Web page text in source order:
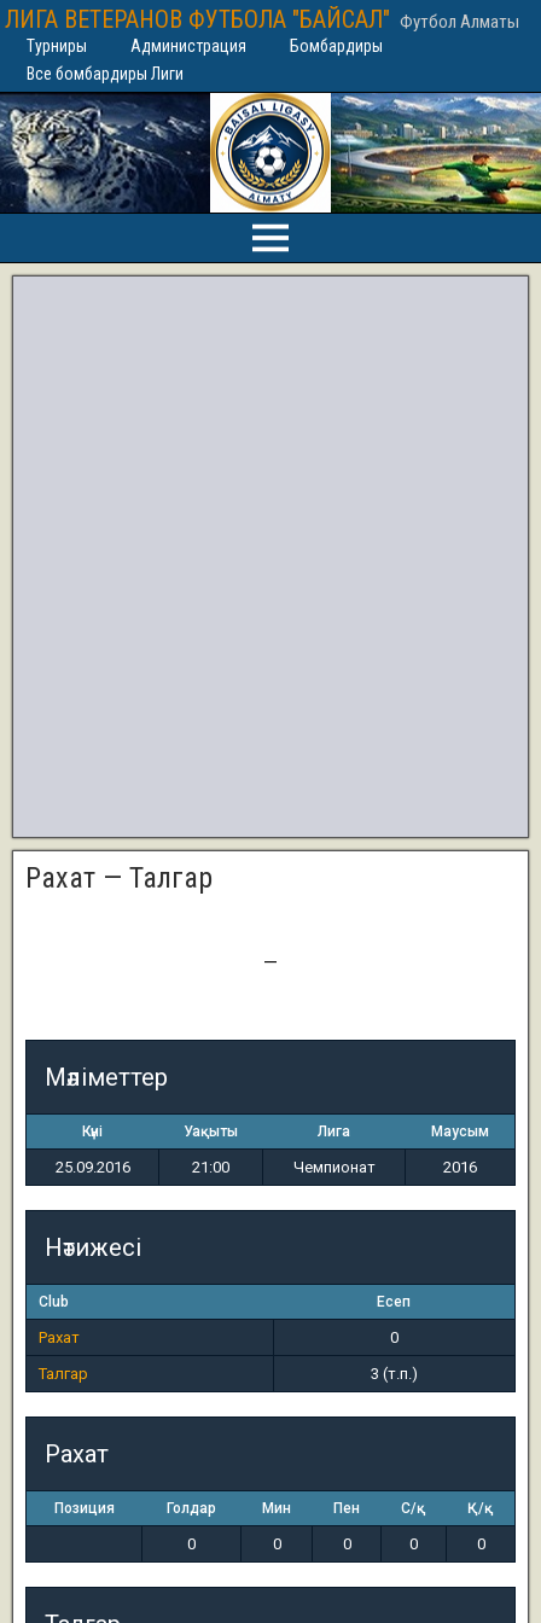
ЛИГА ВЕТЕРАНОВ ФУТБОЛА "БАЙСАЛ" Футбол Алматы
Турниры Администрация
Бомбардиры
Все бомбардиры Лиги
Рахат — Талгар
—
Мәліметтер
Күні Уақыты Лига Маусым
25.09.2016 21:00 Чемпионат 2016
Нәтижесі
Club Есеп
Рахат
0
Талгар
3 (т.п.)
Рахат
Позиция Голдар Мин Пен С/қ Қ/қ
0 0 0 0 0